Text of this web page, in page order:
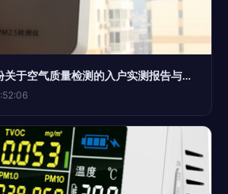
用事实说服母亲 一份关于空气质量检测的入户实测报告与温暖说服术